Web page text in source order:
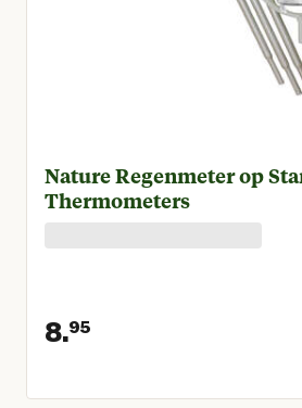
Nature Regenmeter op
Thermometers
8.95
Huidige prijs €